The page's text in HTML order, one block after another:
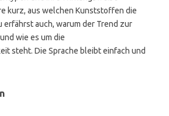
kurz, aus welchen Kunststoffen die
erfährst auch, warum der Trend zur
wie es um die
steht. Die Sprache bleibt einfach und